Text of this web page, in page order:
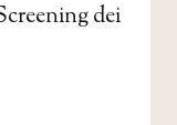
dei